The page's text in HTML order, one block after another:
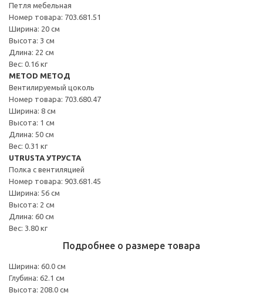
Петля мебельная
Номер товара: 703.681.51
Ширина: 20 см
Высота: 3 см
Длина: 22 см
Вес: 0.16 кг
METOD МЕТОД
Вентилируемый цоколь
Номер товара: 703.680.47
Ширина: 8 см
Высота: 1 см
Длина: 50 см
Вес: 0.31 кг
UTRUSTA УТРУСТА
Полка с вентиляцией
Номер товара: 903.681.45
Ширина: 56 см
Высота: 2 см
Длина: 60 см
Вес: 3.80 кг
Подробнее о размере товара
Ширина: 60.0 см
Глубина: 62.1 см
Высота: 208.0 см